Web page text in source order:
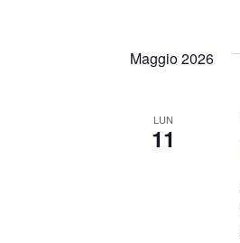
Maggio 2026
LUN
11